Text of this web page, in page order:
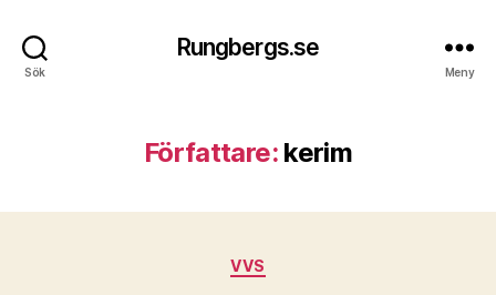
Sök
Rungbergs.se
Meny
Författare: kerim
Kategorier
VVS